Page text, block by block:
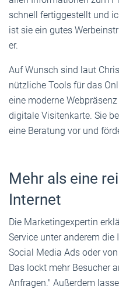
schnell fertiggestellt und
ist sie ein gutes
er.
Auf Wunsch sind laut
nützliche Tools für das
eine moderne
digitale Visitenkarte. Sie
eine Beratung vor und
Mehr als eine
Internet
Die Marketingexpertin
Service unter anderem
Social Media Ads oder
Das lockt mehr Besucher
Anfragen." Außerdem